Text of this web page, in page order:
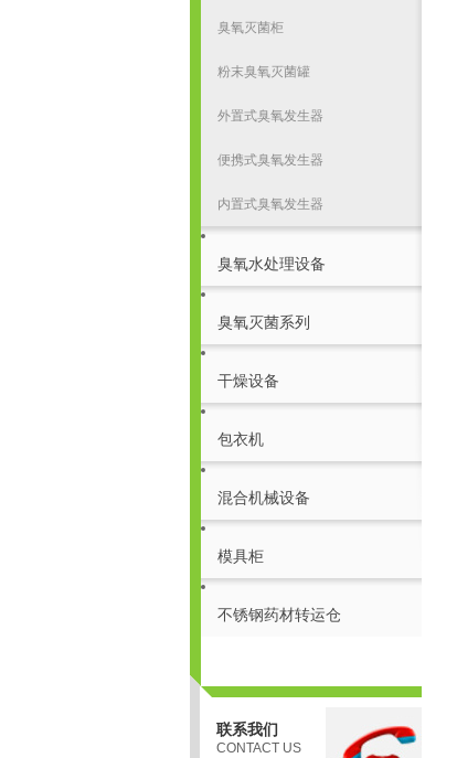
臭氧灭菌柜
粉末臭氧灭菌罐
外置式臭氧发生器
便携式臭氧发生器
内置式臭氧发生器
臭氧水处理设备
臭氧灭菌系列
干燥设备
包衣机
混合机械设备
模具柜
不锈钢药材转运仓
联系我们
CONTACT US